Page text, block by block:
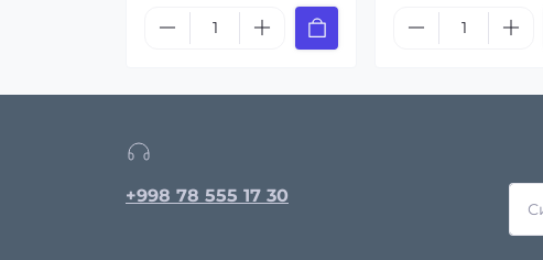
+998 78 555 17 30